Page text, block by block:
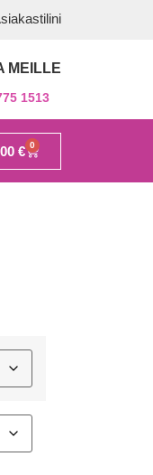
MEILLE
1513
€ 0